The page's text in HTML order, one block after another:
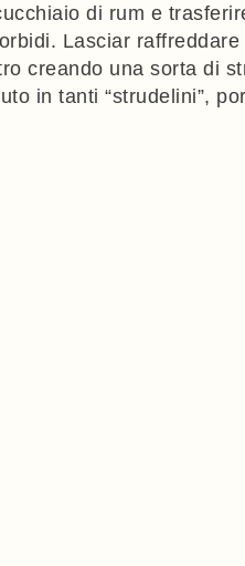
di rum e
Lasciar
creando una sorta di
in tanti “strudelini”,